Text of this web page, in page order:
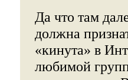
Да что там
должна
«кинута» в
любимой